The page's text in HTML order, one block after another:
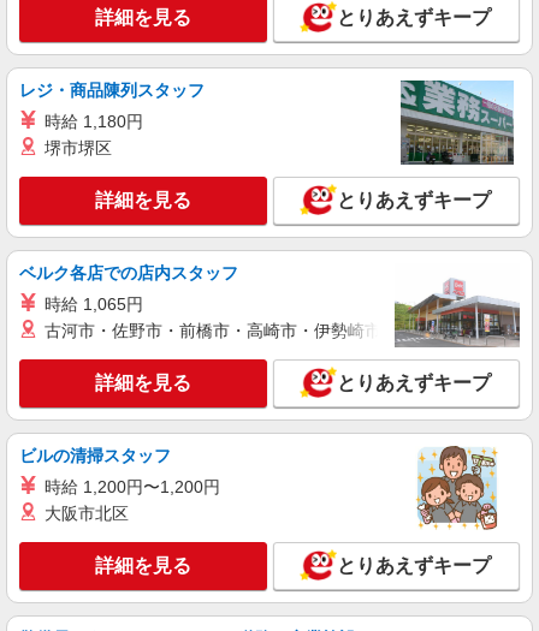
株式会社シエロ
人気機種に詳しくなれる携帯販売
【softbank】
時給1400円〜1600円（経験・能力による） ※
残業代支給 ★交通費別途支給（規定あり） ゜
+゜・。○。・゜+゜・。○。・゜+゜ 入社祝い金10
ィブ支給(規定有) ★月2回払い・週払い可能（規程
有）★ ゜・。○。・゜+゜・。○。・゜+゜
キープ 詳細を見る
紹介予定派遣
株式会社シエロ
【ソフトバンク】の店舗スタッフ
時給1300円〜1400円（経験・能力による） ※
+゜・。○。・゜+゜・。○。・゜+゜ 入社祝い金10
万円支給(規定有) お友達を紹介頂くと, インセンテ
ィブ支給(規定有) ★月2回払い・週払い可能（規程
富山県富山市のsoftbankショップ
キープ 詳細を見る
派遣社員
株式会社シエロ
【softbank】の携帯販売スタッフ
時給1300円〜1400円（経験・能力による） ※
残業代支給 ★交通費別途支給（規定あり） ゜
+゜・。○。・゜+゜・。○。・゜+゜ 入社祝い金10
富山県富山市のsoftbankショップ
詳細を見る とりあえずキープ
レジ・商品陳列スタッフ
時給 1,180円
堺市堺区
詳細を見る とりあえずキープ
ベルク各店での店内スタッフ
時給 1,065円
古河市・佐野市・前橋市・高崎市・伊勢崎市・太田市・館林市
詳細を見る とりあえずキープ
ビルの清掃スタッフ
時給 1,200円〜1,200円
大阪市北区
詳細を見る とりあえずキープ